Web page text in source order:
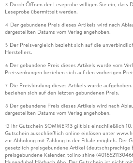
3 Durch Öffnen der Leseprobe willigen Sie ein, dass
Leseprobe übermittelt werden.
4 Der gebundene Preis dieses Artikels wird nach
dargestellten Datums vom Verlag angehoben.
5 Der Preisvergleich bezieht sich auf die
Herstellers.
6 Der gebundene Preis dieses Artikels wurde vom
Preissenkungen beziehen sich auf den vorherigen
7 Die Preisbindung dieses Artikels wurde
beziehen sich auf den letzten gebundenen Preis.
8 Der gebundene Preis dieses Artikels wird nach
dargestellten Datums vom Verlag angehoben.
12 Ihr Gutschein SOMMER13 gilt bis einschließlich
Gutschein ausschließlich online einlösen unter
zur Abholung mit Zahlung in der Filiale möglich. Der
gesetzlich preisgebundene Artikel (deutschsprachige
preisgebundene Kalender, tolino shine